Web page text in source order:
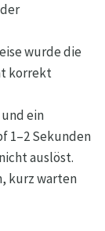
wurde die
korrekt
ein
1–2 Sekunden
auslöst.
kurz warten